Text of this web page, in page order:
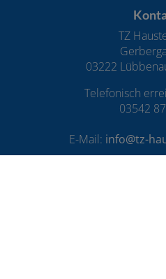
Footer - Kontaktdaten
TZ
03222
Telefonisch
03542
E-Mail: info@tz-